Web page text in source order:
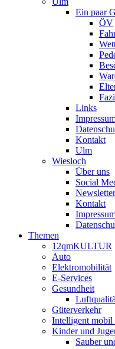
Ein paar
ÖV
Links
Kontakt
Ulm
Wiesloch
Über uns
Social
Kontakt
Themen
12qmKULTUR
Auto
Elektromobilität
E-Services
Gesundheit
Güterverkehr
Intelligent mobil
Kinder und
Sauber